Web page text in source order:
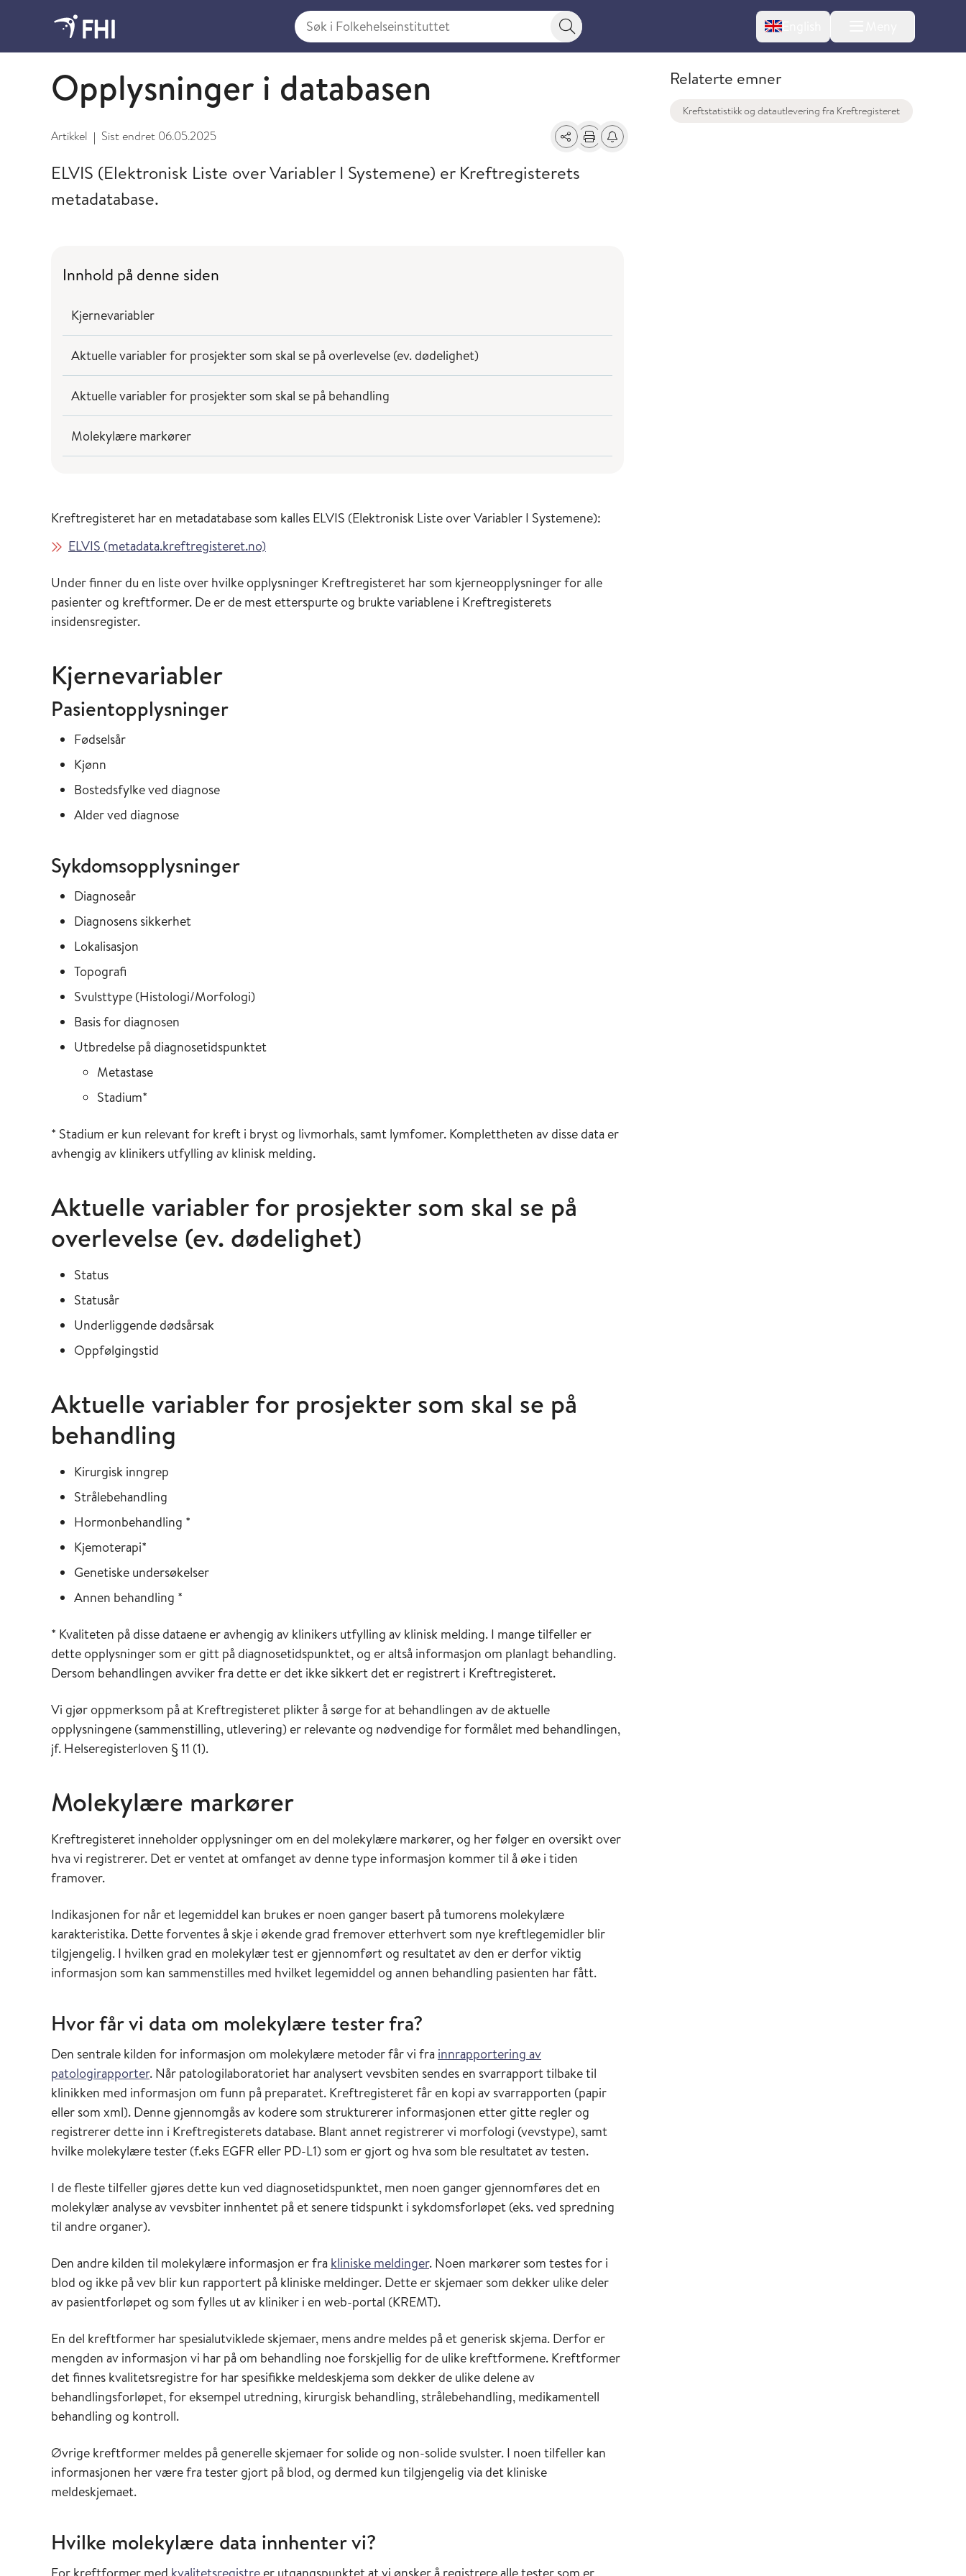
Søk i Folkehelseinstituttet
Søkeknapp English
Kreftstatistikk og datautlevering fra Kreftregisteret
Opplysninger i databasen
Artikkel | Sist endret 06.05.2025 Del Skriv utFå varsel om endringer
ELVIS (Elektronisk Liste over Variabler I Systemene) er Kreftregisterets
metadatabase.
Innhold på denne siden
Kjernevariabler
Aktuelle variabler for prosjekter som skal se på overlevelse (ev. dødelighet)
Aktuelle variabler for prosjekter som skal se på behandling
Molekylære markører
Kreftregisteret har en metadatabase som kalles ELVIS (Elektronisk Liste over Variabler I Systemene):
ELVIS (metadata.kreftregisteret.no)
Under finner du en liste over hvilke opplysninger Kreftregisteret har som kjerneopplysninger for alle
pasienter og kreftformer. De er de mest etterspurte og brukte variablene i Kreftregisterets
insidensregister.
Kjernevariabler
Pasientopplysninger
Fødselsår
Kjønn
Bostedsfylke ved diagnose
Alder ved diagnose
Sykdomsopplysninger
Diagnoseår
Diagnosens sikkerhet
Lokalisasjon
Topografi
Svulsttype (Histologi/Morfologi)
Basis for diagnosen
Utbredelse på diagnosetidspunktet
Metastase
Stadium*
* Stadium er kun relevant for kreft i bryst og livmorhals, samt lymfomer. Komplettheten av disse data er
avhengig av klinikers utfylling av klinisk melding.
Aktuelle variabler for prosjekter som skal se på
overlevelse (ev. dødelighet)
Status
Statusår
Underliggende dødsårsak
Oppfølgingstid
Aktuelle variabler for prosjekter som skal se på
behandling
Kirurgisk inngrep
Strålebehandling
Hormonbehandling *
Kjemoterapi*
Genetiske undersøkelser
Annen behandling *
* Kvaliteten på disse dataene er avhengig av klinikers utfylling av klinisk melding. I mange tilfeller er
dette opplysninger som er gitt på diagnosetidspunktet, og er altså informasjon om planlagt behandling.
Dersom behandlingen avviker fra dette er det ikke sikkert det er registrert i Kreftregisteret.
Vi gjør oppmerksom på at Kreftregisteret plikter å sørge for at behandlingen av de aktuelle
opplysningene (sammenstilling, utlevering) er relevante og nødvendige for formålet med behandlingen,
jf. Helseregisterloven § 11 (1).
Molekylære markører
Kreftregisteret inneholder opplysninger om en del molekylære markører, og her følger en oversikt over
hva vi registrerer. Det er ventet at omfanget av denne type informasjon kommer til å øke i tiden
framover.
Indikasjonen for når et legemiddel kan brukes er noen ganger basert på tumorens molekylære
karakteristika. Dette forventes å skje i økende grad fremover etterhvert som nye kreftlegemidler blir
tilgjengelig. I hvilken grad en molekylær test er gjennomført og resultatet av den er derfor viktig
informasjon som kan sammenstilles med hvilket legemiddel og annen behandling pasienten har fått.
Hvor får vi data om molekylære tester fra?
Den sentrale kilden for informasjon om molekylære metoder får vi fra innrapportering av
patologirapporter. Når patologilaboratoriet har analysert vevsbiten sendes en svarrapport tilbake til
klinikken med informasjon om funn på preparatet. Kreftregisteret får en kopi av svarrapporten (papir
eller som xml). Denne gjennomgås av kodere som strukturerer informasjonen etter gitte regler og
registrerer dette inn i Kreftregisterets database. Blant annet registrerer vi morfologi (vevstype), samt
hvilke molekylære tester (f.eks EGFR eller PD-L1) som er gjort og hva som ble resultatet av testen.
I de fleste tilfeller gjøres dette kun ved diagnosetidspunktet, men noen ganger gjennomføres det en
molekylær analyse av vevsbiter innhentet på et senere tidspunkt i sykdomsforløpet (eks. ved spredning
til andre organer).
Den andre kilden til molekylære informasjon er fra kliniske meldinger. Noen markører som testes for i
blod og ikke på vev blir kun rapportert på kliniske meldinger. Dette er skjemaer som dekker ulike deler
av pasientforløpet og som fylles ut av kliniker i en web-portal (KREMT).
En del kreftformer har spesialutviklede skjemaer, mens andre meldes på et generisk skjema. Derfor er
mengden av informasjon vi har på om behandling noe forskjellig for de ulike kreftformene. Kreftformer
det finnes kvalitetsregistre for har spesifikke meldeskjema som dekker de ulike delene av
behandlingsforløpet, for eksempel utredning, kirurgisk behandling, strålebehandling, medikamentell
behandling og kontroll.
Øvrige kreftformer meldes på generelle skjemaer for solide og non-solide svulster. I noen tilfeller kan
informasjonen her være fra tester gjort på blod, og dermed kun tilgjengelig via det kliniske
meldeskjemaet.
Hvilke molekylære data innhenter vi?
Relaterte emner
Kreftstatistikk og datautlevering fra Kreftregisteret